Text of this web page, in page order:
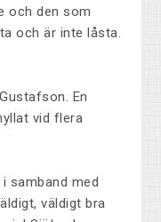
och den som
och är inte låsta.
En
vid flera
samband med
väldigt bra